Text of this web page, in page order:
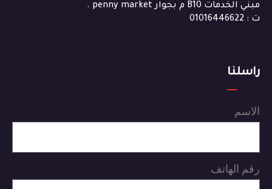
مبني الخدمات B10 م بجوار penny market .
ت : 01016446622
راسلنا
الاسم
رقم الهاتف